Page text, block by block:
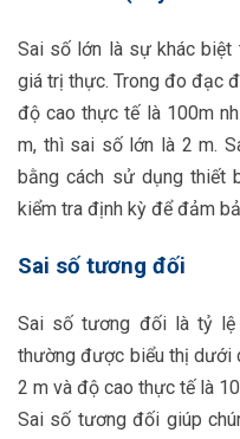
Sai số lớn là sự khác
giá trị thực. Trong đo đạc
độ cao thực tế là 100m
m, thì sai số lớn là 2 m.
bằng cách sử dụng thiết
kiểm tra định kỳ để đảm
Sai số tương đối
Sai số tương đối là tỷ
thường được biểu thị dưới
2 m và độ cao thực tế là
Sai số tương đối giúp